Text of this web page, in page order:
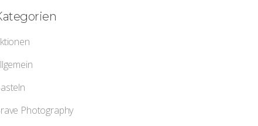
Photography